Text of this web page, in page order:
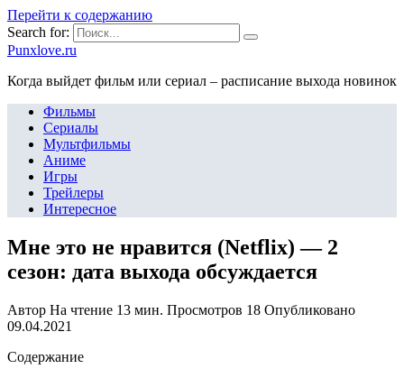
Перейти к содержанию
Search for:
Punxlove.ru
Когда выйдет фильм или сериал – расписание выхода новинок
Фильмы
Сериалы
Мультфильмы
Аниме
Игры
Трейлеры
Интересное
Мне это не нравится (Netflix) — 2
сезон: дата выхода обсуждается
Автор На чтение 13 мин. Просмотров 18 Опубликовано
09.04.2021
Содержание